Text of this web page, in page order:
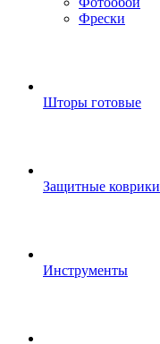
Фрески
Шторы готовые
Защитные коврики
Инструменты